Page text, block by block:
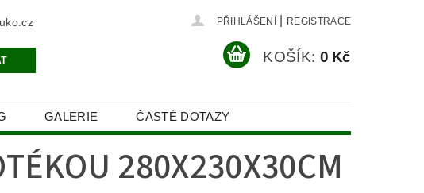
PŘIHLÁŠENÍ REGISTRACE
KOŠÍK: 0 Kč
GALERIE ČASTÉ DOTAZY
280X230X30CM